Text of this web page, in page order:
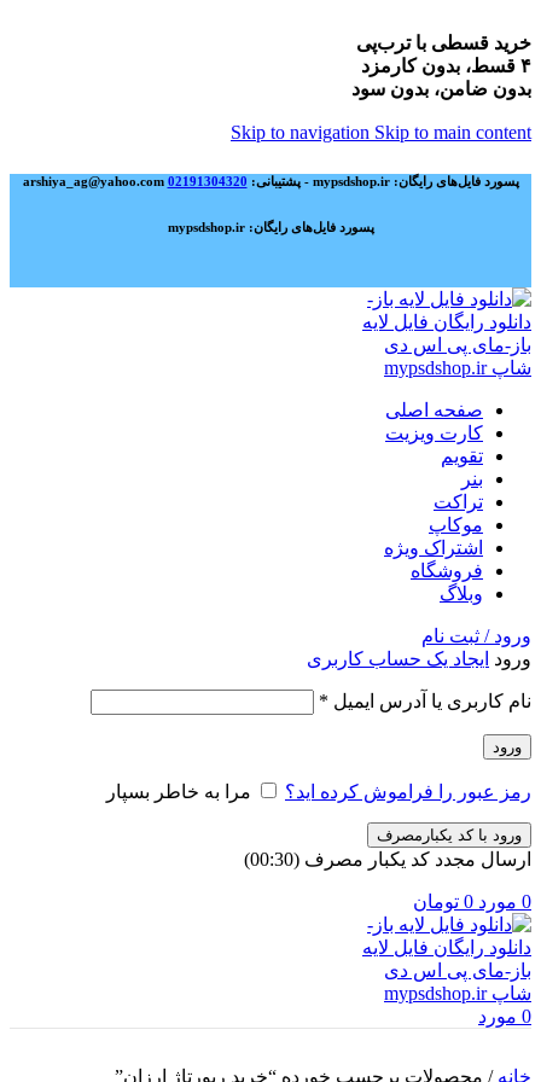
خرید قسطی با ترب‌پی
۴ قسط، بدون کارمزد
بدون ضامن، بدون سود
Skip to navigation Skip to main content
پسورد فایل‌های رایگان: mypsdshop.ir - پشتیبانی: arshiya_ag@yahoo.com 02191304320
پسورد فایل‌های رایگان: mypsdshop.ir
صفحه اصلی
کارت ویزیت
تقویم
بنر
تراکت
موکاپ
اشتراک ویژه
فروشگاه
وبلاگ
ورود / ثبت نام
ورود ایجاد یک حساب کاربری
نام کاربری یا آدرس ایمیل *
ورود
رمز عبور را فراموش کرده اید؟ مرا به خاطر بسپار
ورود با کد یکبارمصرف
ارسال مجدد کد یکبار مصرف (00:
30
)
0 مورد 0 تومان
0 مورد
خانه/ محصولات برچسب خورده “خرید رپورتاژ ارزان”